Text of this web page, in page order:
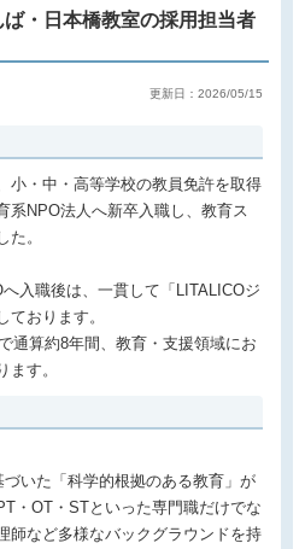
・日本橋教室の採用担当者
更新日：2026/05/15
小・中・高等学校の教員免許を取得
系NPO法人へ新卒入職し、教育ス
た。
入職後は、一貫して「LITALICOジ
ております。
通算約8年間、教育・支援領域にお
ます。
いた「科学的根拠のある教育」が
・OT・STといった専門職だけでな
師など多様なバックグラウンドを持